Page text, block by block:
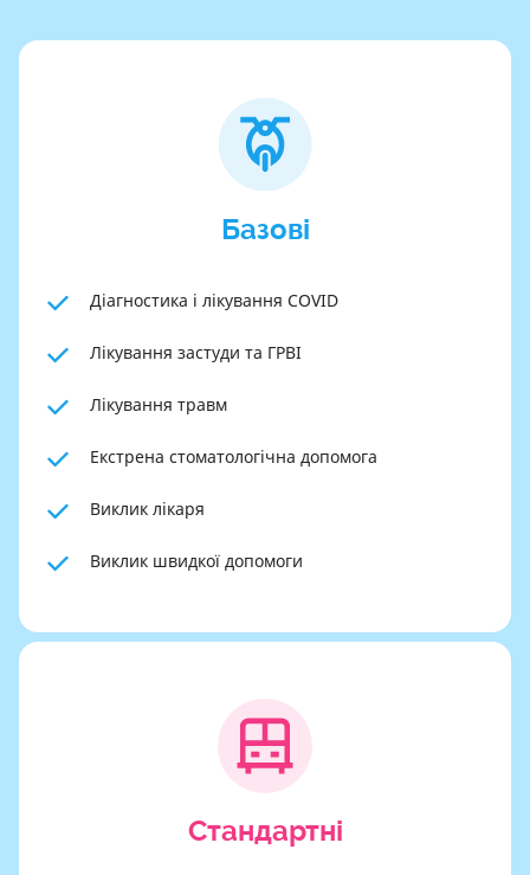
Базові
Діагностика і лікування COVID
Лікування застуди та ГРВІ
Лікування травм
Екстрена стоматологічна допомога
Виклик лікаря
Виклик швидкої допомоги
Cтандартні